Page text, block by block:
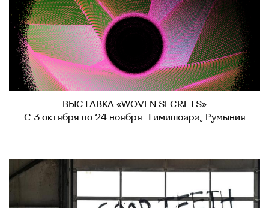
ВЫСТАВКА «WOVEN SECRETS»
С 3 октября по 24 ноября. Тимишоара, Румыния